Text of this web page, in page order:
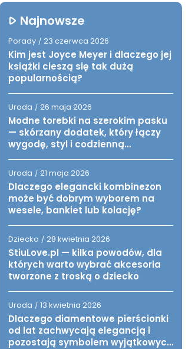
Najnowsze
Porady / 23 czerwca 2026
Kim jest Joyce Meyer i dlaczego jej
książki cieszą się tak dużą
popularnością?
Uroda / 26 maja 2026
Modne torebki na szerokim pasku
— skórzany dodatek, który łączy
wygodę, styl i codzienną
Uroda / 21 maja 2026
Dlaczego elegancki kombinezon
może być dobrym wyborem na
wesele, bankiet lub kolację?
Dziecko / 28 kwietnia 2026
StiuLove.pl — kilka powodów, dla
których warto wybrać akcesoria
tworzone z troską o dziecko
Uroda / 13 kwietnia 2026
Dlaczego diamentowe pierścionki
od lat zachwycają elegancją i
pozostają symbolem wyjątkowych